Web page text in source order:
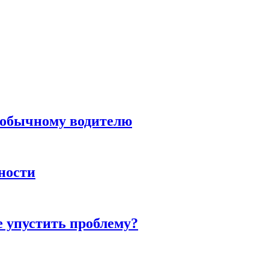
водителю
проблему?